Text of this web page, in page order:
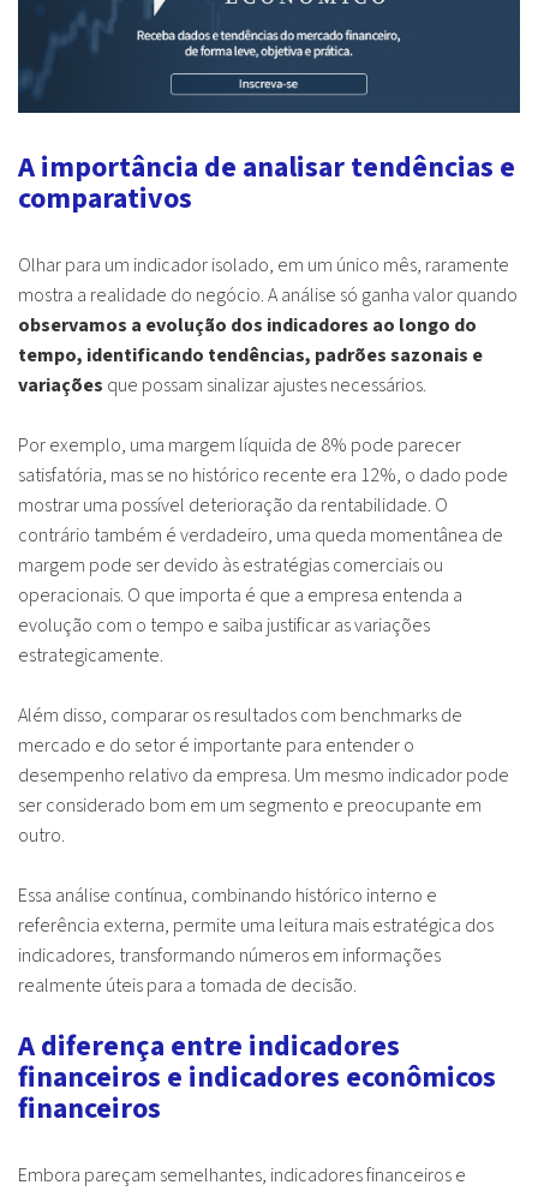
A importância de analisar tendências e
comparativos
Olhar para um indicador isolado, em um único mês, raramente
mostra a realidade do negócio. A análise só ganha valor quando
observamos a evolução dos indicadores ao longo do
tempo, identificando tendências, padrões sazonais e
variações que possam sinalizar ajustes necessários.
Por exemplo, uma margem líquida de 8% pode parecer
satisfatória, mas se no histórico recente era 12%, o dado pode
mostrar uma possível deterioração da rentabilidade. O
contrário também é verdadeiro, uma queda momentânea de
margem pode ser devido às estratégias comerciais ou
operacionais. O que importa é que a empresa entenda a
evolução com o tempo e saiba justificar as variações
estrategicamente.
Além disso, comparar os resultados com benchmarks de
mercado e do setor é importante para entender o
desempenho relativo da empresa. Um mesmo indicador pode
ser considerado bom em um segmento e preocupante em
outro.
Essa análise contínua, combinando histórico interno e
referência externa, permite uma leitura mais estratégica dos
indicadores, transformando números em informações
realmente úteis para a tomada de decisão.
A diferença entre indicadores
financeiros e indicadores econômicos
financeiros
Embora pareçam semelhantes, indicadores financeiros e